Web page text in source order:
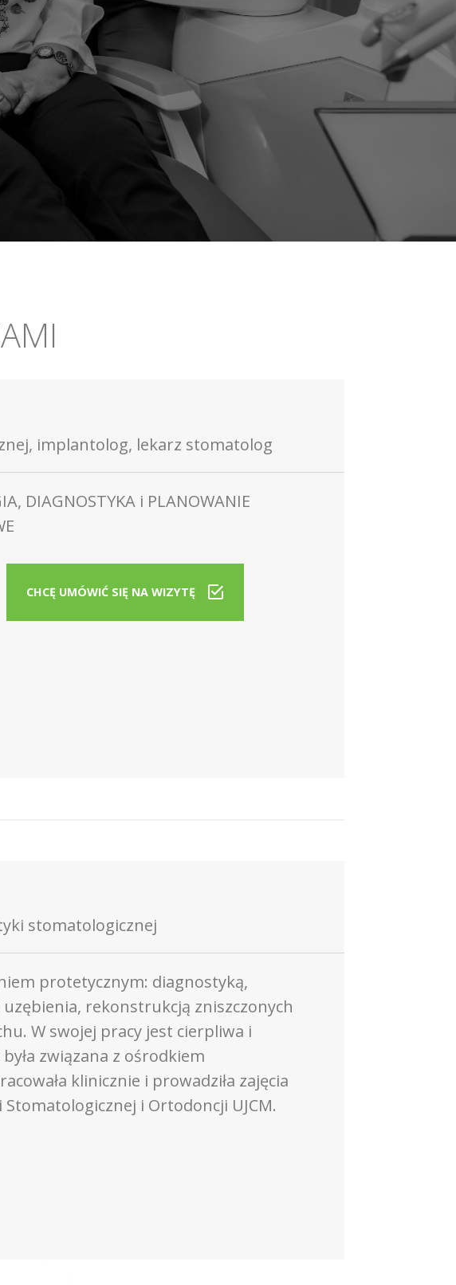
implantolog, lekarz stomatolog
DIAGNOSTYKA i PLANOWANIE
CHCĘ UMÓWIĆ SIĘ NA WIZYTĘ
stomatologicznej
protetycznym: diagnostyką,
rekonstrukcją zniszczonych
W swojej pracy jest cierpliwa i
związana z ośrodkiem
klinicznie i prowadziła zajęcia
i Ortodoncji UJCM.